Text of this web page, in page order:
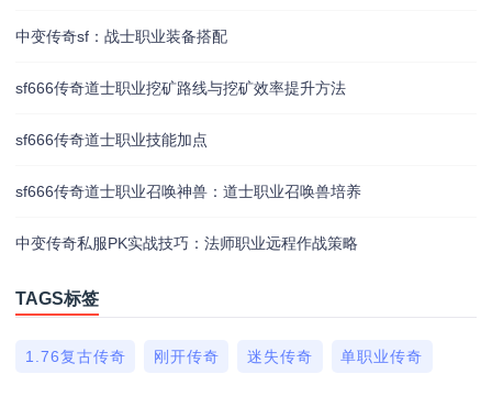
中变传奇sf：战士职业装备搭配
sf666传奇道士职业挖矿路线与挖矿效率提升方法
sf666传奇道士职业技能加点
sf666传奇道士职业召唤神兽：道士职业召唤兽培养
中变传奇私服PK实战技巧：法师职业远程作战策略
TAGS标签
1.76复古传奇 刚开传奇 迷失传奇 单职业传奇